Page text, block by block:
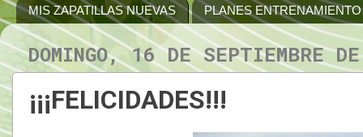
MIS ZAPATILLAS NUEVAS
PLANES ENTRENAMIENTO
DOMINGO, 16 DE SEPTIEMBRE
¡¡¡FELICIDADES!!!